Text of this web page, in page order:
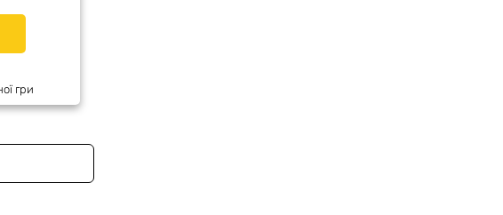
гри